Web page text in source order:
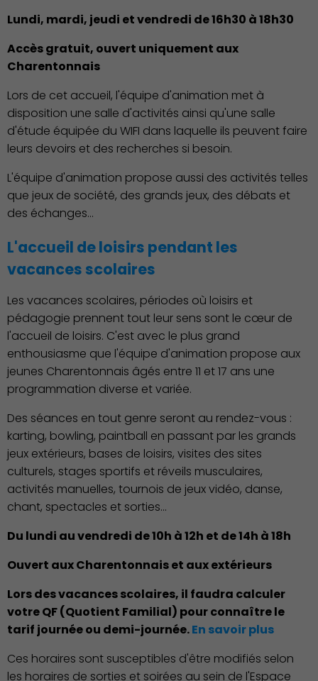
Culture
Économie Commerce
Emploi
Associations et Sports
Lundi, mardi, jeudi et vendredi de 16h30 à 18h30
Accès gratuit, ouvert uniquement aux
Charentonnais
Lors de cet accueil, l'équipe d'animation met à
disposition une salle d'activités ainsi qu'une salle
d'étude équipée du WIFI dans laquelle ils peuvent faire
leurs devoirs et des recherches si besoin.
L'équipe d'animation propose aussi des activités telles
que jeux de société, des grands jeux, des débats et
des échanges…
L'accueil de loisirs pendant les
vacances scolaires
Les vacances scolaires, périodes où loisirs et
pédagogie prennent tout leur sens sont le cœur de
l'accueil de loisirs. C'est avec le plus grand
enthousiasme que l'équipe d'animation propose aux
jeunes Charentonnais âgés entre 11 et 17 ans une
programmation diverse et variée.
Des séances en tout genre seront au rendez-vous :
karting, bowling, paintball en passant par les grands
jeux extérieurs, bases de loisirs, visites des sites
culturels, stages sportifs et réveils musculaires,
activités manuelles, tournois de jeux vidéo, danse,
chant, spectacles et sorties...
Du lundi au vendredi de 10h à 12h et de 14h à 18h
Ouvert aux Charentonnais et aux extérieurs
Lors des vacances scolaires, il faudra calculer
votre QF (Quotient Familial) pour connaître le
tarif journée ou demi-journée.En savoir plus
Ces horaires sont susceptibles d'être modifiés selon
les horaires de sorties et soirées au sein de l'Espace